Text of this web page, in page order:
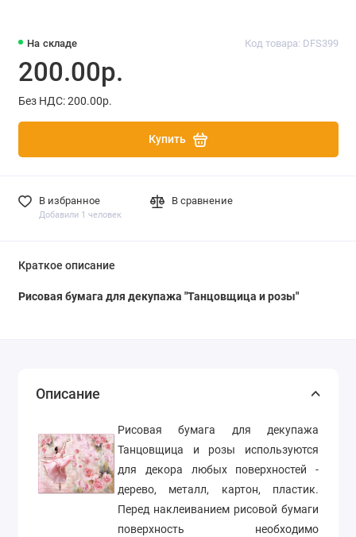
На складе Код товара: DFS399
200.00р.
Без НДС: 200.00р.
Купить
В избранное
Добавили 1 человек
В сравнение
Краткое описание
Рисовая бумага для декупажа "Танцовщица и розы"
Описание
Рисовая бумага для декупажа
Танцовщица и розы используются
для декора любых поверхностей -
дерево, металл, картон, пластик.
Перед наклеиванием рисовой бумаги
поверхность необходимо